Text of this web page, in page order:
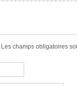
Les champs obligatoires